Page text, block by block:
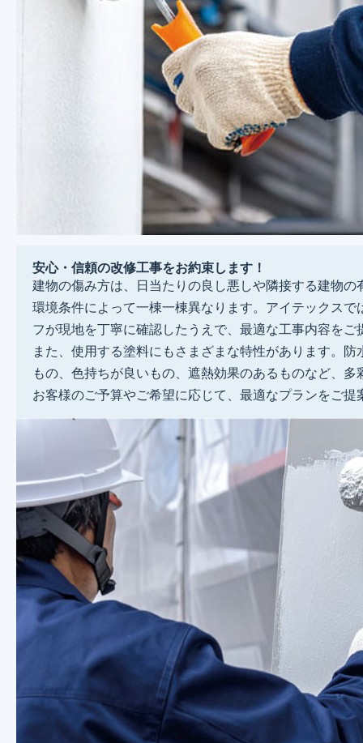
安心・信頼の改修工事をお約束します！
建物の傷み方は、日当たりの良し悪しや隣接する建物の
環境条件によって一棟一棟異なります。アイテックスで
フが現地を丁寧に確認したうえで、最適な工事内容をご
また、使用する塗料にもさまざまな特性があります。防
もの、色持ちが良いもの、遮熱効果のあるものなど、多
お客様のご予算やご希望に応じて、最適なプランをご提